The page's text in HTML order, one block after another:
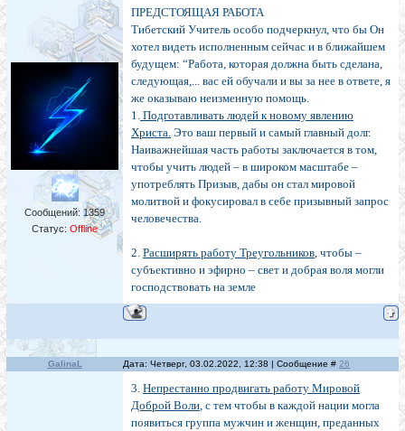
Сообщений: 1359
Статус: Offline
ПРЕДСТОЯЩАЯ РАБОТА
Тибетский Учитель особо подчеркнул, что бы Он
хотел видеть исполненным сейчас и в ближайшем
будущем: “Работа, которая должна быть сделана,
следующая,... вас ей обучали и вы за нее в ответе, я
же оказываю неизменную помощь.
1. Подготавливать людей к новому явлению
Христа. Это ваш первый и самый главный долг.
Наиважнейшая часть работы заключается в том,
чтобы учить людей – в широком масштабе –
употреблять Призыв, дабы он стал мировой
молитвой и фокусировал в себе призывный запрос
человечества.
2. Расширять работу Треугольников, чтобы –
субъективно и эфирно – свет и добрая воля могли
господствовать на земле
GalinaL Дата: Четверг, 03.02.2022, 12:38 | Сообщение # 26
3. Непрестанно продвигать работу Мировой
Доброй Воли, с тем чтобы в каждой нации могла
появиться группа мужчин и женщин, преданных